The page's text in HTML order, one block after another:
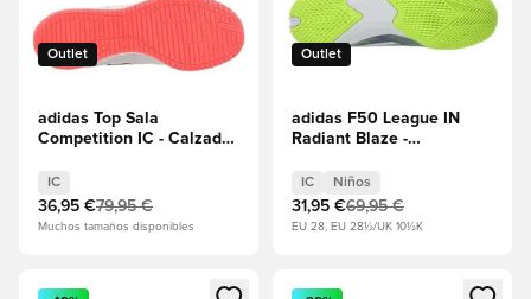
Outlet
adidas Top Sala
Competition IC - Calzado
One
IC
36,95 €79,95 €
Muchos tamaños disponibles
Outlet
adidas F50 League IN
Radiant Blaze -
blanco/Lucid Lemon Niños
IC Niños
31,95 €69,95 €
EU 28, EU 28½/UK 10½K
Abre un modal para iniciar sesión o registrarse como
Abre un modal para iniciar